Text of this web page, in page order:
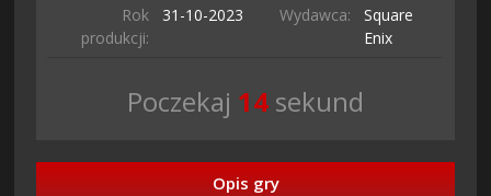
Rok
produkcji:
31-10-2023 Wydawca:
Square
Enix
Poczekaj 14 sekund
Opis gry